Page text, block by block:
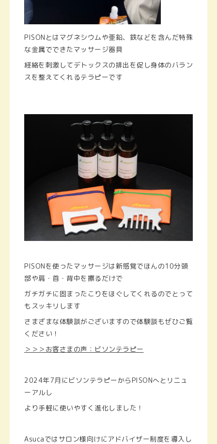
PISONとはマグネシウムや亜鉛、鉄などを含んだ特殊
な金属でできたマッサージ器具
経絡を刺激してデトックスの排出を促し身体のバラン
スを整えてくれるテラピーです
PISONを使ったマッサージは新感覚でほんの10分頭
部や肩・首・背中を擦るだけで
ガチガチに固まったこりをほぐしてくれるのでとって
もスッキリします
さまざまな体験談がございますので体験談もぜひご覧
ください！
＞＞＞お客さまの声：ビソンテラピー
2024年7月にビソンテラピーからPISONへとリニュ
ーアルし
より手軽に使いやすく進化しました！
Asucaではサロン様向けにアドバイザー制度を導入し